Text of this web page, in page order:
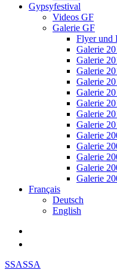
Gypsyfestival
Videos GF
Galerie GF
Flyer und
Galerie
Galerie
Galerie
Galerie
Galerie
Galerie
Galerie
Galerie
Galerie
Galerie
Galerie
Galerie
Galerie
Français
Deutsch
English
SSASSA